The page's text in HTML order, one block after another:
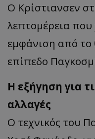
Ο Κρίστιανσεν
λεπτομέρεια που
εμφάνιση από το
επίπεδο
Η εξήγηση για
αλλαγές
Ο τεχνικός του